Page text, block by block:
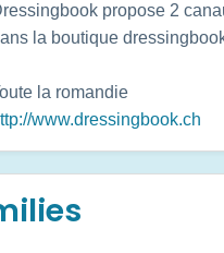
propose 2
la boutique
la romandie
www.dressingbook.ch